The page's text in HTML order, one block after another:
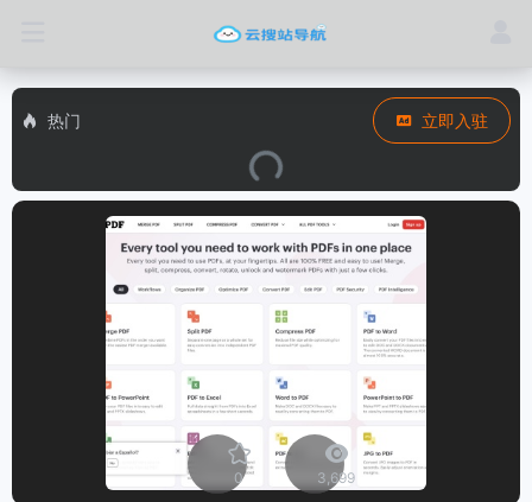
热门 立即入驻
0 3,699